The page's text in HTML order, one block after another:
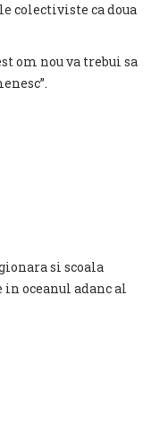
colectiviste ca doua
om nou va trebui sa
si scoala
oceanul adanc al